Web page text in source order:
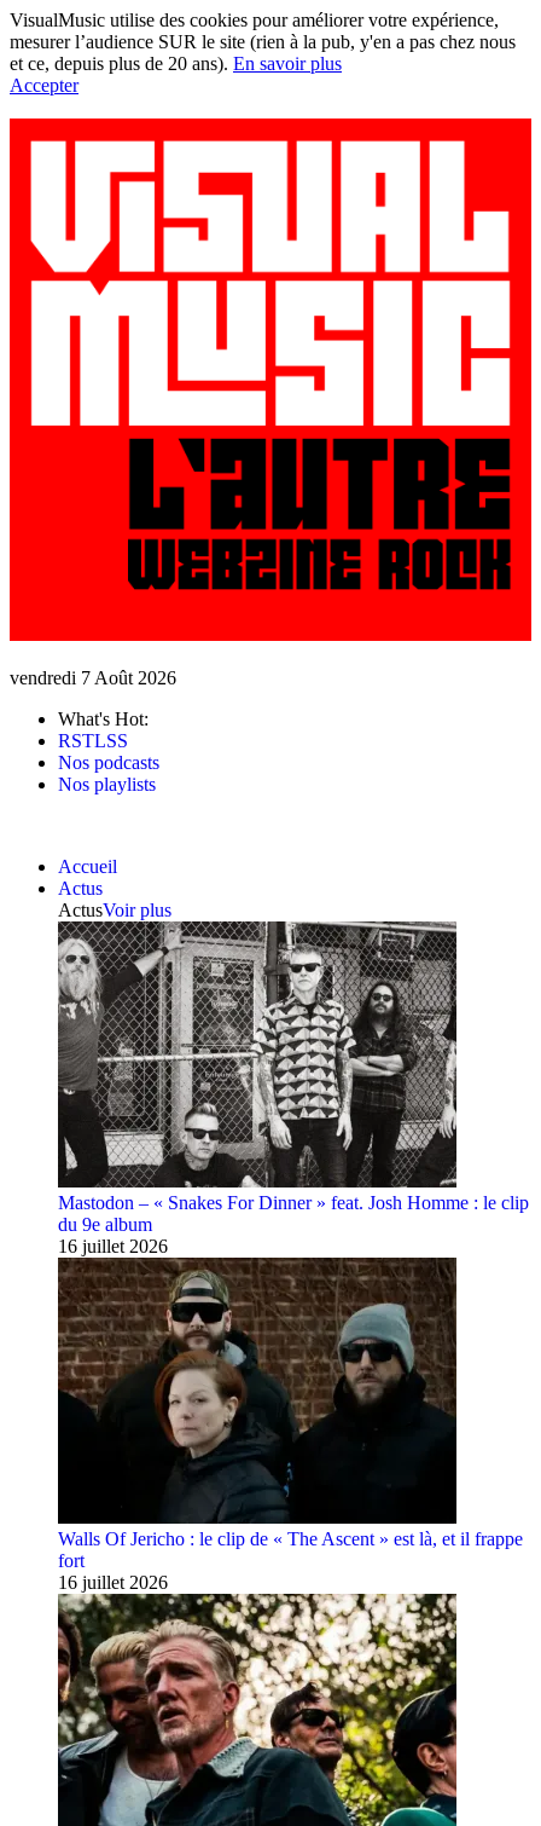
VisualMusic utilise des cookies pour améliorer votre expérience,
mesurer l’audience SUR le site (rien à la pub, y'en a pas chez nous
et ce, depuis plus de 20 ans). En savoir plus
Accepter
vendredi 7 Août 2026
What's Hot:
RSTLSS
Nos podcasts
Nos playlists
Accueil
Actus
ActusVoir plus
Mastodon – « Snakes For Dinner » feat. Josh Homme : le clip
du 9e album
16 juillet 2026
Walls Of Jericho : le clip de « The Ascent » est là, et il frappe
fort
16 juillet 2026